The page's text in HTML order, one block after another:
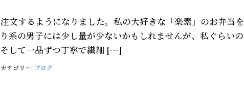
文するようになりました。私の大好きな「楽素」のお弁当を
系の男子には少し量が少ないかもしれませんが、私ぐらいの
して一品ずつ丁寧で繊細 […]
カテゴリー: ブログ